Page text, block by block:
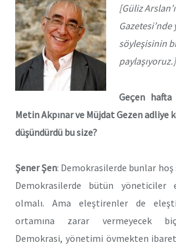
[Güliz
Gazetesi’nde
söyleşisinin
paylaşıyoruz.]
Geçen
Metin Akpınar ve Müjdat Gezen adliye
düşündürdü bu size?
Şener Şen: Demokrasilerde bunlar hoş
Demokrasilerde bütün yöneticiler
olmalı. Ama eleştirenler de
ortamına zarar vermeyecek
Demokrasi, yönetimi övmekten